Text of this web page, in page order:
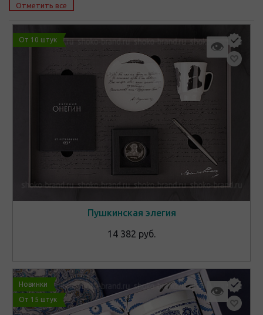
Отметить все
От 10 штук 👁
Пушкинская элегия
14 382 руб.
Новинки
От 15 штук
👁